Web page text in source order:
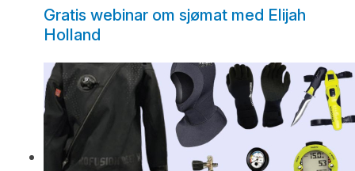
Gratis webinar om sjømat med Elijah
Holland